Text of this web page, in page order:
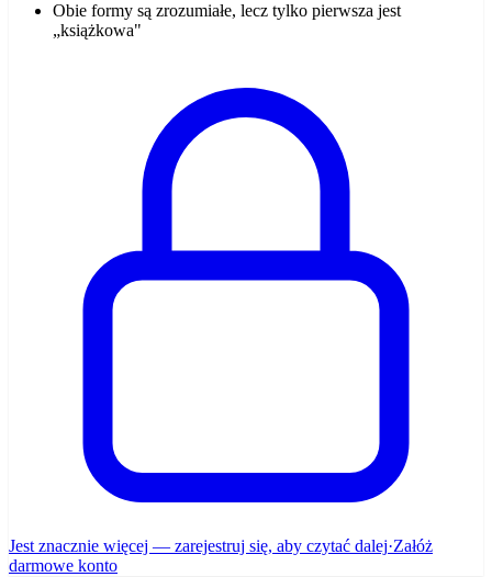
Obie formy są zrozumiałe, lecz tylko pierwsza jest
„książkowa"
Jest znacznie więcej — zarejestruj się, aby czytać dalej·Załóż
darmowe konto